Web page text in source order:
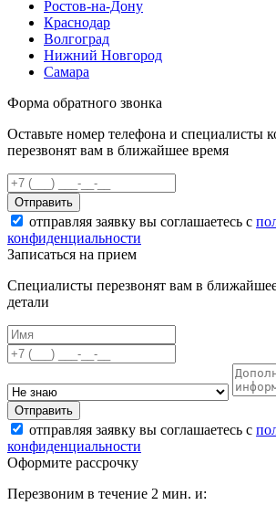
Ростов-на-Дону
Краснодар
Волгоград
Нижний Новгород
Самара
Форма обратного звонка
Оставьте номер телефона и специалисты
перезвонят вам в ближайшее время
Отправить
отправляя заявку вы соглашаетесь с
конфиденциальности
Записаться на прием
Специалисты перезвонят вам в
детали
Отправить
отправляя заявку вы соглашаетесь с
конфиденциальности
Оформите рассрочку
Перезвоним в течение 2 мин. и: